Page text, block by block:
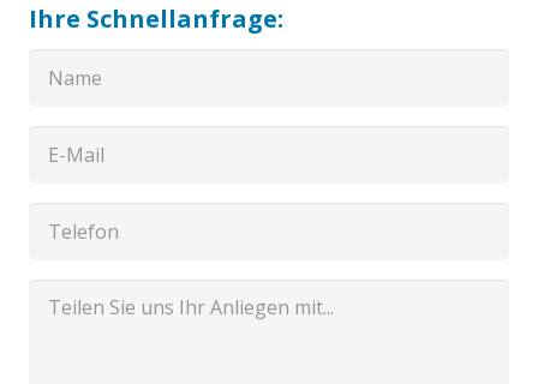
Ihre Schnellanfrage: